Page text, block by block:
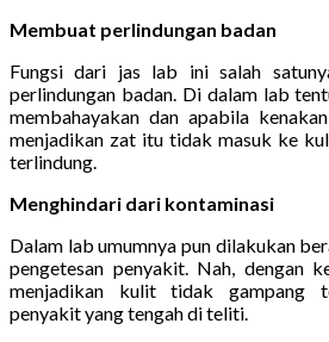
Membuat perlindungan badan
Fungsi dari jas lab ini salah
perlindungan badan. Di dalam lab
membahayakan dan apabila
menjadikan zat itu tidak masuk ke
terlindung.
Menghindari dari kontaminasi
Dalam lab umumnya pun dilakukan
pengetesan penyakit. Nah, dengan
menjadikan kulit tidak gampang
penyakit yang tengah di teliti.